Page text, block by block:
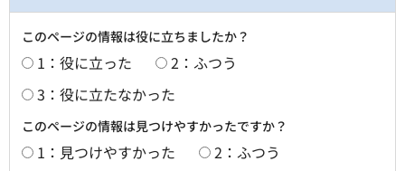
このページの情報は役に立ちましたか？
1：役に立った
2：ふつう
3：役に立たなかった
このページの情報は見つけやすかったですか？
1：見つけやすかった
2：ふつう